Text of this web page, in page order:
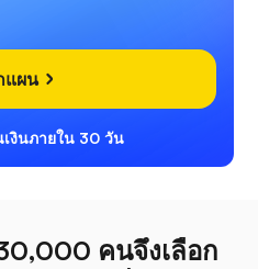
แผน
งินภายใน 30 วัน
คนจึงเลือก